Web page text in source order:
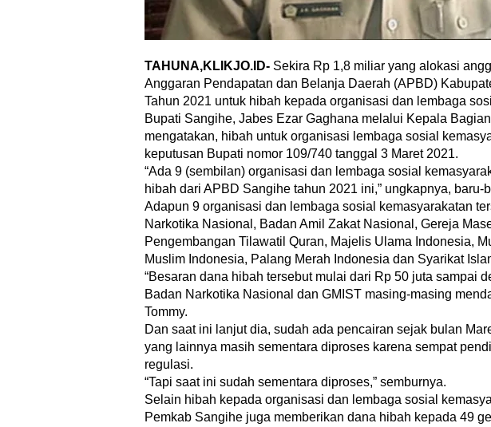
TAHUNA,KLIKJO.ID- Sekira Rp 1,8 miliar yang alokasi
Anggaran Pendapatan dan Belanja Daerah (APBD)
Tahun 2021 untuk hibah kepada organisasi dan lembaga
Bupati Sangihe, Jabes Ezar Gaghana melalui Kepala
mengatakan, hibah untuk organisasi lembaga sosial
keputusan Bupati nomor 109/740 tanggal 3 Maret 2021.
“Ada 9 (sembilan) organisasi dan lembaga sosial
hibah dari APBD Sangihe tahun 2021 ini,” ungkapnya, baru-
Adapun 9 organisasi dan lembaga sosial kemasyarakatan
Narkotika Nasional, Badan Amil Zakat Nasional, Gereja
Pengembangan Tilawatil Quran, Majelis Ulama Indonesia,
Muslim Indonesia, Palang Merah Indonesia dan Syarikat
“Besaran dana hibah tersebut mulai dari Rp 50 juta sampai
Badan Narkotika Nasional dan GMIST masing-masing
Tommy.
Dan saat ini lanjut dia, sudah ada pencairan sejak bulan
yang lainnya masih sementara diproses karena sempat
regulasi.
“Tapi saat ini sudah sementara diproses,” semburnya.
Selain hibah kepada organisasi dan lembaga sosial
Pemkab Sangihe juga memberikan dana hibah kepada 49